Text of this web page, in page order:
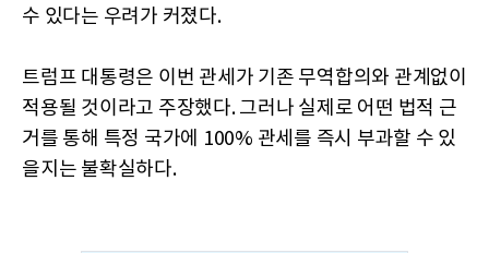
수 있다는 우려가 커졌다.
트럼프 대통령은 이번 관세가 기존 무역합의와 관계없이
적용될 것이라고 주장했다. 그러나 실제로 어떤 법적 근
거를 통해 특정 국가에 100% 관세를 즉시 부과할 수 있
을지는 불확실하다.